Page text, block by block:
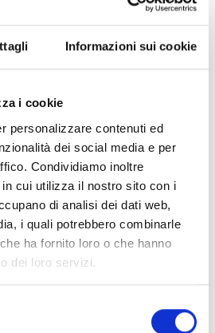
Informazioni sui cookie
i cookie
personalizzare contenuti ed
dei social media e per
Condividiamo inoltre
cui utilizza il nostro sito con i
di analisi dei dati web,
i quali potrebbero combinarle
ha fornito loro o che hanno
dei loro servizi.
le organizzazioni europee
è ammissibile a partecipare
al finanziamento o meno),
le condizioni stabilite dal
specifico bando/topic.
contributi della call i
stabiliti in un Paese membro
a Horizon Europe o Paesi con
elencati in dettaglio a pag. 12
del WP 2026-2027.
prevista nelle condizioni
solo le persone giuridiche
consorziosono ammissibili a
stabilita in un Paese